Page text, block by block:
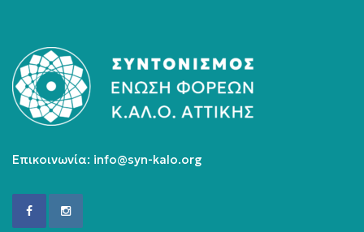
Επικοινωνία: info@syn-kalo.org